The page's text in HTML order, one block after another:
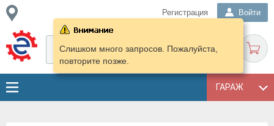
Регистрация Войти
ГАРАЖ
Слишком много запросов. Пожалуйста,
повторите позже.